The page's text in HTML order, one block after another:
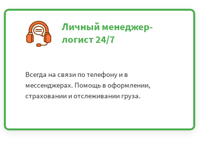
Личный менеджер-
логист 24/7
Всегда на связи по телефону и в
мессенджерах. Помощь в оформлении,
страховании и отслеживании груза.